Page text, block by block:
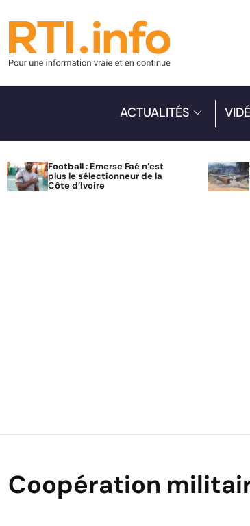
ACTUALITÉS
Football : Emerse Faé n’est
plus le sélectionneur de la
Côte d’Ivoire
Coopération